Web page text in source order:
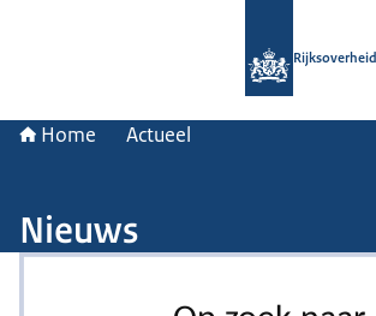
Rijksoverheid
Home Actueel
Nieuws